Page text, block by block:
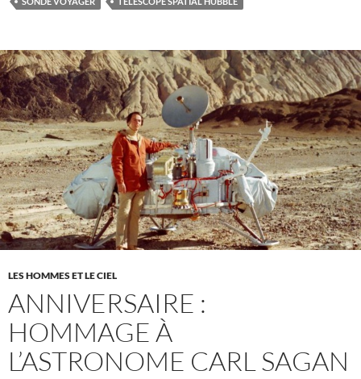
LES HOMMES ET LE CIEL
ANNIVERSAIRE :
HOMMAGE À
L’ASTRONOME CARL SAGAN